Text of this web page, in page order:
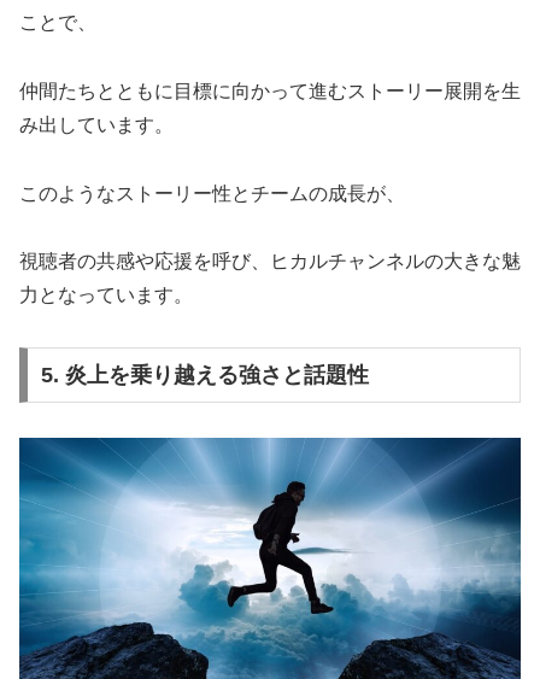
ことで、
仲間たちとともに目標に向かって進むストーリー展開を生
み出しています。
このようなストーリー性とチームの成長が、
視聴者の共感や応援を呼び、ヒカルチャンネルの大きな魅
力となっています。
5. 炎上を乗り越える強さと話題性